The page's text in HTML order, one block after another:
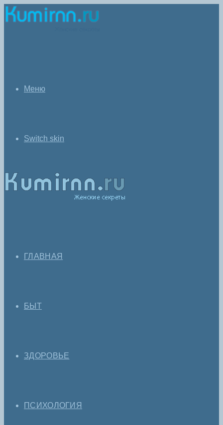
Меню
Switch skin
ГЛАВНАЯ
БЫТ
ЗДОРОВЬЕ
ПСИХОЛОГИЯ